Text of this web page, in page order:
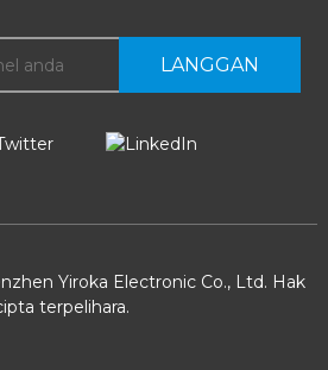
LANGGAN
Yiroka Electronic Co., Ltd. Hak
terpelihara.